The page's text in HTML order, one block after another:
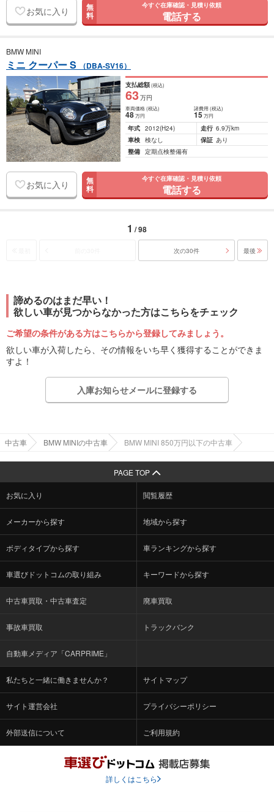
お気に入り 無
料
今すぐ在庫確認・見積り依頼
電話する
BMW MINI
ミニ クーパー S （DBA-SV16）
支払総額(税込)
63万円
車両価格(税込)
48万円
諸費用 (税込)
15 万円
年式 2012(H24) 走行 6.9万km
車検 検なし 保証 あり
整備 定期点検整備有
お気に入り 無
料
今すぐ在庫確認・見積り依頼
電話する
1 / 98
次の30件 最後
諦めるのはまだ早い！
欲しい車が見つからなかった方はこちらをチェック
ご希望の条件がある方はこちらから登録してみましょう。
欲しい車が入荷したら、その情報をいち早く獲得することができま
すよ！
入庫お知らせメールに登録する
中古車 BMW MINIの中古車 BMW MINI 850万円以下の中古車
PAGE TOP
お気に入り 閲覧履歴
メーカーから探す 地域から探す
ボディタイプから探す 車ランキングから探す
車選びドットコムの取り組み キーワードから探す
中古車買取・中古車査定 廃車買取
事故車買取 トラックバンク
自動車メディア「CARPRIME」
私たちと一緒に働きませんか？ サイトマップ
サイト運営会社 プライバシーポリシー
外部送信について ご利用規約
詳しくはこちら